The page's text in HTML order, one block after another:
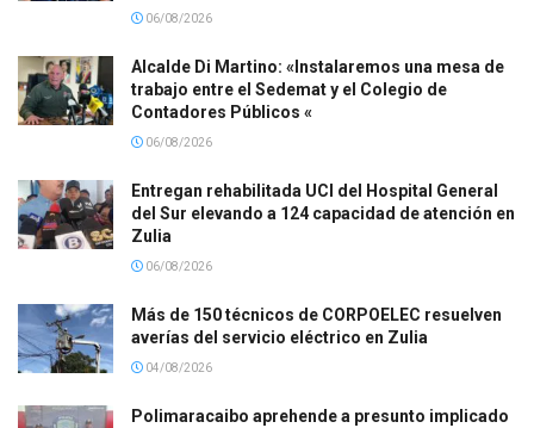
06/08/2026
Alcalde Di Martino: «Instalaremos una mesa de
trabajo entre el Sedemat y el Colegio de
Contadores Públicos «
06/08/2026
Entregan rehabilitada UCI del Hospital General
del Sur elevando a 124 capacidad de atención en
Zulia
06/08/2026
Más de 150 técnicos de CORPOELEC resuelven
averías del servicio eléctrico en Zulia
04/08/2026
Polimaracaibo aprehende a presunto implicado